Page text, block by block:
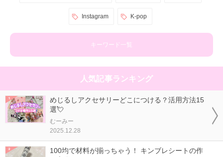
Instagram K-pop
キーワード一覧
人気記事ランキング
めじるしアクセサリーどこにつける？活用方法15
選💘
むーみー
2025.12.28
100均で材料が揃っちゃう！ キンブレシートの作